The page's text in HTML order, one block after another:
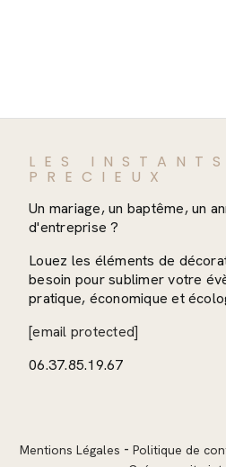
LES INSTANTS
PRECIEUX
Un mariage, un baptême, un
d'entreprise ?
Louez les éléments de
besoin pour sublimer votre
pratique, économique et
[email protected]
06.37.85.19.67
Mentions Légales Politique de